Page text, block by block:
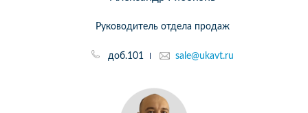
Руководитель отдела продаж
доб.101 sale@ukavt.ru